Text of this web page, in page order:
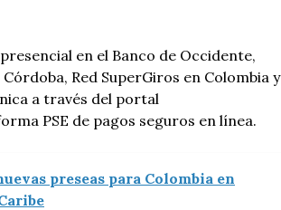
en el Banco de Occidente,
Red SuperGiros en Colombia y
a través del portal
PSE de pagos seguros en línea.
preseas para Colombia en